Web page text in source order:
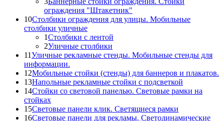
ограждения "Штакетник"
10Столбики ограждения для улицы. Мобильные
столбики уличные
1Столбики с лентой
2Уличные столбики
11Уличные рекламные стенды. Мобильные стенды для
информации.
12Мобильные стойки (стенды) для баннеров и плакатов.
13Напольные рекламные стойки с подсветкой
14Стойки со световой панелью. Световые рамки на
стойках
15Световые панели клик. Светящиеся рамки
16Световые панели для рекламы. Светодинамические